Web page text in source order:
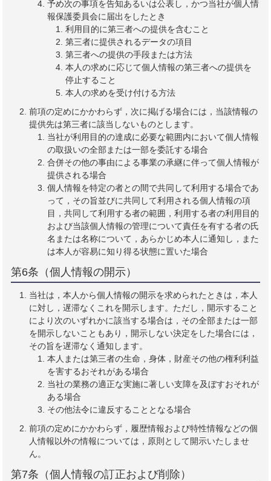
予め次の事項を告知あるいは公表し，かつ当社が個人情
報保護委員会に届出をしたとき
利用目的に第三者への提供を含むこと
第三者に提供されるデータの項目
第三者への提供の手段または方法
本人の求めに応じて個人情報の第三者への提供を
停止すること
本人の求めを受け付ける方法
前項の定めにかかわらず，次に掲げる場合には，当該情報の
提供先は第三者に該当しないものとします。
当社が利用目的の達成に必要な範囲内において個人情報
の取扱いの全部または一部を委託する場合
合併その他の事由による事業の承継に伴って個人情報が
提供される場合
個人情報を特定の者との間で共同して利用する場合であ
って，その旨並びに共同して利用される個人情報の項
目，共同して利用する者の範囲，利用する者の利用目的
および当該個人情報の管理について責任を有する者の氏
名または名称について，あらかじめ本人に通知し，また
は本人が容易に知り得る状態に置いた場合
第6条（個人情報の開示）
当社は，本人から個人情報の開示を求められたときは，本人
に対し，遅滞なくこれを開示します。ただし，開示すること
により次のいずれかに該当する場合は，その全部または一部
を開示しないこともあり，開示しない決定をした場合には，
その旨を遅滞なく通知します。
本人または第三者の生命，身体，財産その他の権利利益
を害するおそれがある場合
当社の業務の適正な実施に著しい支障を及ぼすおそれが
ある場合
その他法令に違反することとなる場合
前項の定めにかかわらず，履歴情報および特性情報などの個
人情報以外の情報については，原則として開示いたしませ
ん。
第7条（個人情報の訂正および削除）